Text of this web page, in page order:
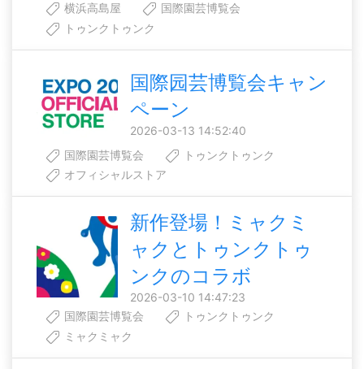
横浜高島屋
国際園芸博覧会
トゥンクトゥンク
国際园芸博覧会キャン
ペーン
2026-03-13 14:52:40
国際園芸博覧会
トゥンクトゥンク
オフィシャルストア
新作登場！ミャクミ
ャクとトゥンクトゥ
ンクのコラボ
2026-03-10 14:47:23
国際園芸博覧会
トゥンクトゥンク
ミャクミャク